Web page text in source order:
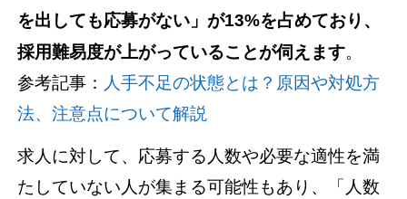
を出しても応募がない」が13%を占めており、
採用難易度が上がっていることが伺えます。
参考記事： 人手不足の状態とは？原因や対処方
法、注意点について解説
求人に対して、応募する人数や必要な適性を満
たしていない人が集まる可能性もあり、「人数